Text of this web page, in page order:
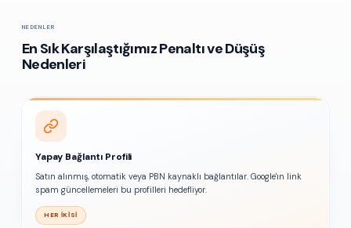
NEDENLER
En Sık Karşılaştığımız Penaltı ve Düşüş
Nedenleri
Yapay Bağlantı Profili
Satın alınmış, otomatik veya PBN kaynaklı bağlantılar. Google'ın link
spam güncellemeleri bu profilleri hedefliyor.
HER İKISI